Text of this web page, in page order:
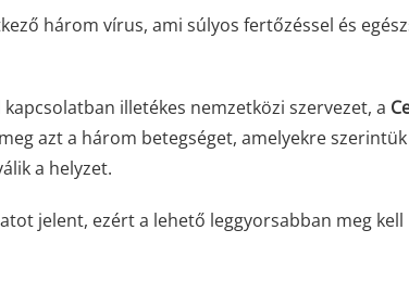
három vírus, ami súlyos fertőzéssel és
illetékes nemzetközi szervezet, a
azt a három betegséget, amelyekre
a helyzet.
jelent, ezért a lehető leggyorsabban meg kell